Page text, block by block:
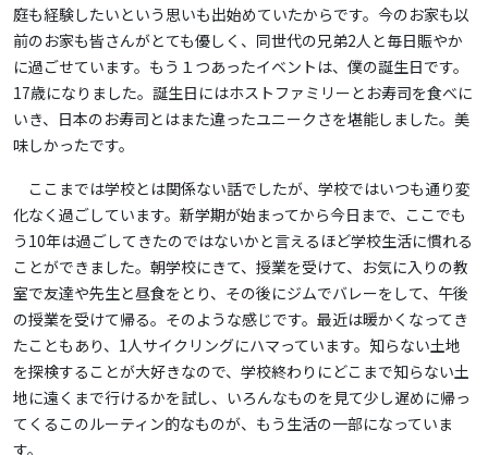
庭も経験したいという思いも出始めていたからです。今のお家も以
前のお家も皆さんがとても優しく、同世代の兄弟2人と毎日賑やか
に過ごせています。もう１つあったイベントは、僕の誕生日です。
17歳になりました。誕生日にはホストファミリーとお寿司を食べに
いき、日本のお寿司とはまた違ったユニークさを堪能しました。美
味しかったです。
ここまでは学校とは関係ない話でしたが、学校ではいつも通り変
化なく過ごしています。新学期が始まってから今日まで、ここでも
う10年は過ごしてきたのではないかと言えるほど学校生活に慣れる
ことができました。朝学校にきて、授業を受けて、お気に入りの教
室で友達や先生と昼食をとり、その後にジムでバレーをして、午後
の授業を受けて帰る。そのような感じです。最近は暖かくなってき
たこともあり、1人サイクリングにハマっています。知らない土地
を探検することが大好きなので、学校終わりにどこまで知らない土
地に遠くまで行けるかを試し、いろんなものを見て少し遅めに帰っ
てくるこのルーティン的なものが、もう生活の一部になっていま
す。